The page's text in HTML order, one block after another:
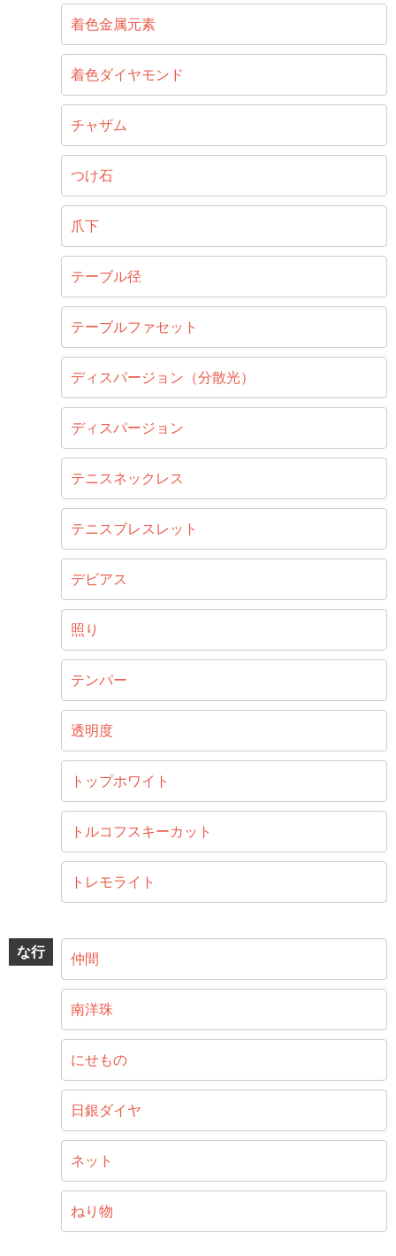
着色金属元素
着色ダイヤモンド
チャザム
つけ石
爪下
テーブル径
テーブルファセット
ディスパージョン（分散光）
ディスパージョン
テニスネックレス
テニスブレスレット
デビアス
照り
テンパー
透明度
トップホワイト
トルコフスキーカット
トレモライト
な行 仲間
南洋珠
にせもの
日銀ダイヤ
ネット
ねり物